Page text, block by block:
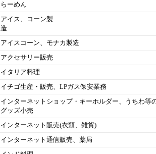
らーめん
アイス、コーン製
造
アイスコーン、モナカ製造
アクセサリー販売
イタリア料理
イチゴ生産・販売、LPガス保安業務
インターネットショップ・キーホルダー、うちわ等
グッズ小売
インターネット販売(衣類、雑貨)
インターネット通信販売、薬局